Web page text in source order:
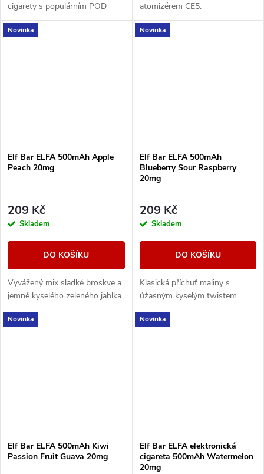
cigarety s populárním POD
systémem od společnosti Eleaf.
Integrovaný monočlánek o
atomizérem CE5.
Novinka
Elf Bar ELFA 500mAh Apple
Peach 20mg
209 Kč
Skladem
DO KOŠÍKU
Vyvážený mix sladké broskve a
jemně kyselého zeleného jablka.
Novinka
Elf Bar ELFA 500mAh
Blueberry Sour Raspberry
20mg
209 Kč
Skladem
DO KOŠÍKU
Klasická příchuť maliny s
úžasným kyselým twistem.
Novinka
Elf Bar ELFA 500mAh Kiwi
Passion Fruit Guava 20mg
Novinka
Elf Bar ELFA elektronická
cigareta 500mAh Watermelon
20mg